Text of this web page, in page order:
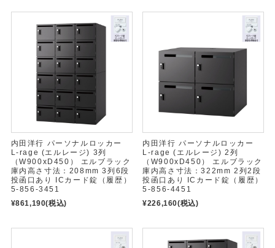
内田洋行 パーソナルロッカー
L-rage (エルレージ) 3列
（W900xD450） エルブラック
庫内高さ寸法：208mm 3列6段
投函口あり ICカード錠（履歴）
5-856-3451
¥861,190(税込)
内田洋行 パーソナルロッカー
L-rage (エルレージ) 2列
（W900xD450） エルブラック
庫内高さ寸法：322mm 2列2段
投函口あり ICカード錠（履歴）
5-856-4451
¥226,160(税込)